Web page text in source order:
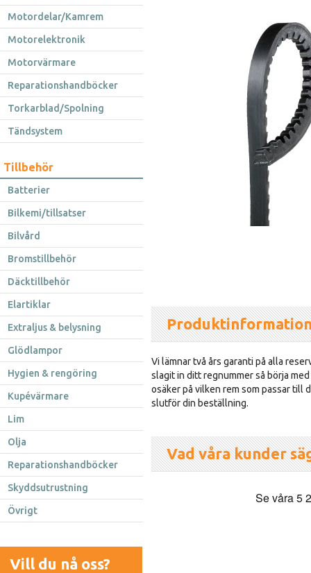
Motordelar/Kamrem
Motorelektronik
Motorvärmare
Reparationshandböcker
Torkarblad/Spolning
Tändsystem
Tillbehör
Batterier
Bilkemi/tillsatser
Bilvård
Bromstillbehör
Däcktillbehör
Elartiklar
Extraljus & belysning
Glödlampor
Hygien & rengöring
Kupévärmare
Lim
Olja
Reparationshandböcker
Skyddsutrustning
Övrigt
Vill du nå oss?
Vi lämnar två års garanti på alla
slagit in ditt regnummer så börja
osäker på vilken rem som passar till
slutför din beställning.
Vad våra kunder